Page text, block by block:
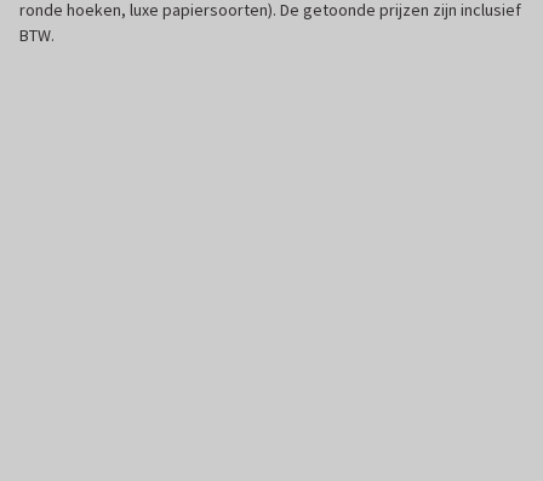
ronde hoeken, luxe papiersoorten). De getoonde prijzen zijn inclusief
BTW.